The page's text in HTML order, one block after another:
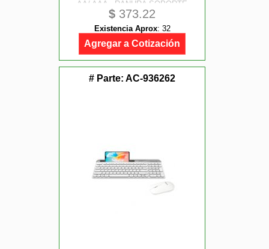
AA/ AAA - RANURA SOPORTE
PARA MOVIL 8 PULGADAS
$ 373.22
Existencia Aprox: 32
Agregar a Cotización
# Parte: AC-936262